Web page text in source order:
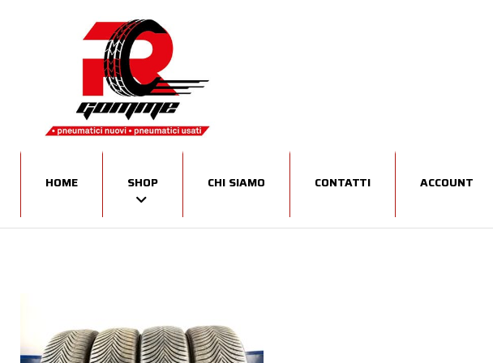
HOME SHOP CHI SIAMO CONTATTI ACCOUNT